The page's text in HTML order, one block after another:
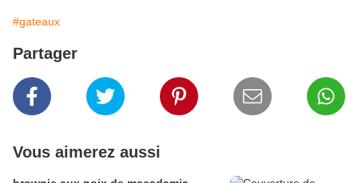
#gateaux
Partager
Vous aimerez aussi